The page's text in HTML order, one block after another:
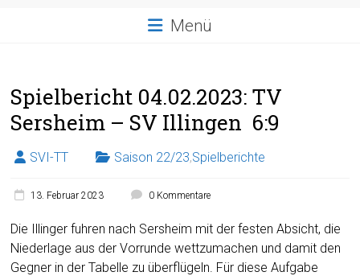
Menü
Spielbericht 04.02.2023: TV
Sersheim – SV Illingen 6:9
SVI-TT Saison 22/23,Spielberichte
13. Februar 2023 0 Kommentare
Die Illinger fuhren nach Sersheim mit der festen Absicht, die
Niederlage aus der Vorrunde wettzumachen und damit den
Gegner in der Tabelle zu überflügeln. Für diese Aufgabe